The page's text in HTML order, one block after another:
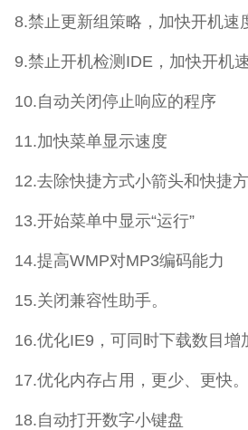
8.禁止更新组策略，加快开机速
9.禁止开机检测IDE，加快开机速
10.自动关闭停止响应的程序
11.加快菜单显示速度
12.去除快捷方式小箭头和快捷
13.开始菜单中显示“运行”
14.提高WMP对MP3编码能力
15.关闭兼容性助手。
16.优化IE9，可同时下载数目增
17.优化内存占用，更少、更快。
18.自动打开数字小键盘